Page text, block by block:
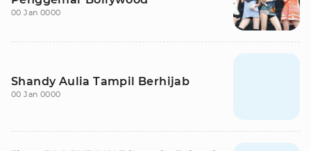
00 Jan 0000
Shandy Aulia Tampil Berhijab
00 Jan 0000